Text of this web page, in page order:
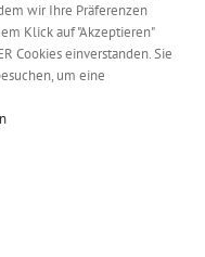
wir Ihre Präferenzen
Klick auf "Akzeptieren"
Cookies einverstanden. Sie
um eine